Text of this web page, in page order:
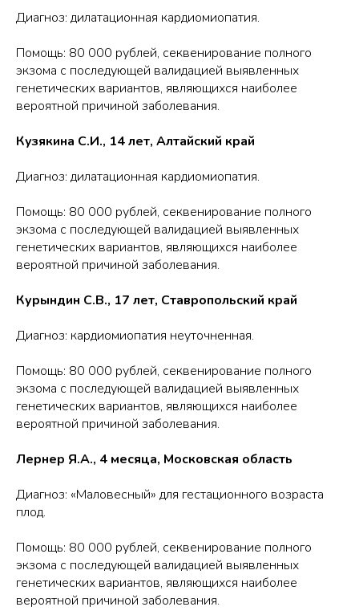
Диагноз: дилатационная кардиомиопатия.
Помощь: 80 000 рублей, секвенирование полного
экзома с последующей валидацией выявленных
генетических вариантов, являющихся наиболее
вероятной причиной заболевания.
Кузякина С.И., 14 лет, Алтайский край
Диагноз: дилатационная кардиомиопатия.
Помощь: 80 000 рублей, секвенирование полного
экзома с последующей валидацией выявленных
генетических вариантов, являющихся наиболее
вероятной причиной заболевания.
Курындин С.В., 17 лет, Ставропольский край
Диагноз: кардиомиопатия неуточненная.
Помощь: 80 000 рублей, секвенирование полного
экзома с последующей валидацией выявленных
генетических вариантов, являющихся наиболее
вероятной причиной заболевания.
Лернер Я.А., 4 месяца, Московская область
Диагноз: «Маловесный» для гестационного возраста
плод.
Помощь: 80 000 рублей, секвенирование полного
экзома с последующей валидацией выявленных
генетических вариантов, являющихся наиболее
вероятной причиной заболевания.